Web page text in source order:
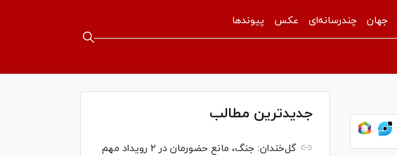
جهان چندرسانه‌ای عکس پیوندها
جدیدترین مطالب
گل‌خندان: جنگ، مانع حضورمان در ۲ رویداد مهم